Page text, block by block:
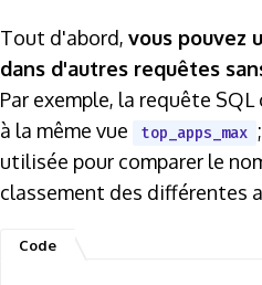
Tout d'abord, vous pouvez
dans d'autres requêtes
Par exemple, la requête
à la même vue
top_apps_max
utilisée pour comparer le
classement des différentes